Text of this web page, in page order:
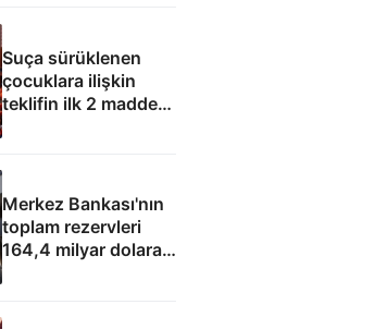
Suça sürüklenen
çocuklara ilişkin
teklifin ilk 2 maddesi
kabul edildi
Merkez Bankası'nın
toplam rezervleri
164,4 milyar dolara
yükseldi